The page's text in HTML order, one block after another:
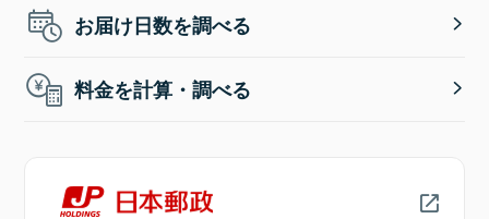
お届け日数を調べる
料金を計算・調べる